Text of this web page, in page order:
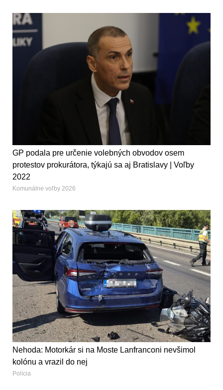
GP podala pre určenie volebných obvodov osem
protestov prokurátora, týkajú sa aj Bratislavy | Voľby
2022
Komunálne voľby 2026
Nehoda: Motorkár si na Moste Lanfranconi nevšimol
kolónu a vrazil do nej
Polícia